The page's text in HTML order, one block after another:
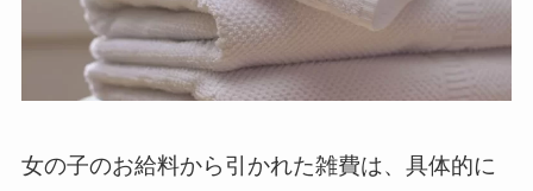
女の子のお給料から引かれた雑費は、具体的に